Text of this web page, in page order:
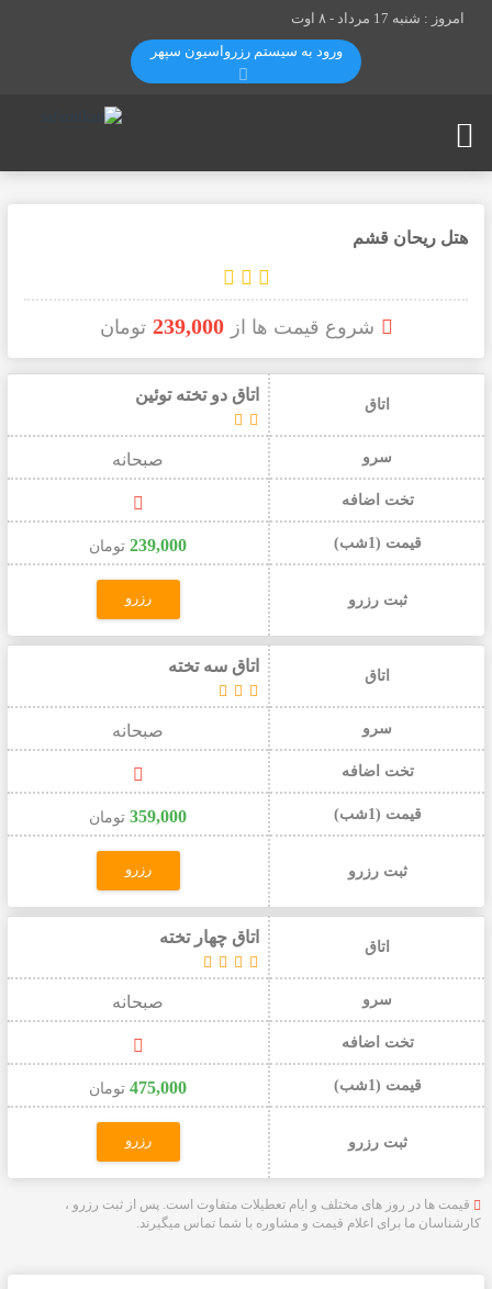
امروز : شنبه 17 مرداد -
۸ اوت
ورود به سیستم رزرواسيون سپهر
هتل ریحان قشم
شروع قیمت ها از 239,000 تومان
اتاق
اتاق دو تخته توئین
سرو صبحانه
تخت اضافه
قیمت (1شب) 239,000 تومان
ثبت رزرو رزرو
اتاق
اتاق سه تخته
سرو صبحانه
تخت اضافه
قیمت (1شب) 359,000 تومان
ثبت رزرو رزرو
اتاق
اتاق چهار تخته
سرو صبحانه
تخت اضافه
قیمت (1شب) 475,000 تومان
ثبت رزرو رزرو
قیمت ها در روز های مختلف و ایام تعطیلات متفاوت است. پس از ثبت رزرو ،
کارشناسان ما برای اعلام قیمت و مشاوره با شما تماس میگیرند.